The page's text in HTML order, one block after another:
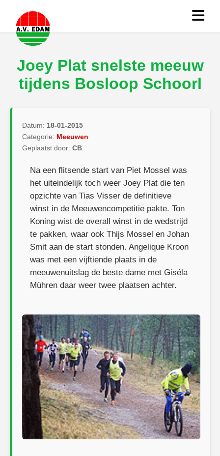
Joey Plat snelste meeuw
tijdens Bosloop Schoorl
Datum: 18-01-2015
Categorie: Meeuwen
Geplaatst door: CB
Na een flitsende start van Piet Mossel was
het uiteindelijk toch weer Joey Plat die ten
opzichte van Tias Visser de definitieve
winst in de Meeuwencompetitie pakte. Ton
Koning wist de overall winst in de wedstrijd
te pakken, waar ook Thijs Mossel en Johan
Smit aan de start stonden. Angelique Kroon
was met een vijftiende plaats in de
meeuwenuitslag de beste dame met Giséla
Mühren daar weer twee plaatsen achter.